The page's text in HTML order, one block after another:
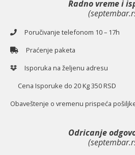
Radno vreme i
Poručivanje telefonom 10 – 17h
Praćenje paketa
Isporuka na željenu adresu
Cena Isporuke do 20 Kg 350 RSD
Obaveštenje o vremenu prispeća
Odricanje